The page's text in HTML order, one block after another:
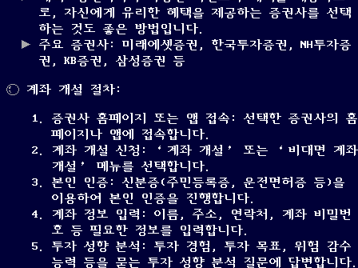
로, 자신에게 유리한 혜택을 제공하는 증권사를 선택
하는 것도 좋은 방법입니다.
주요 증권사: 미래에셋증권, 한국투자증권, NH투자증
권, KB증권, 삼성증권 등
계좌 개설 절차:
증권사 홈페이지 또는 앱 접속: 선택한 증권사의 홈
페이지나 앱에 접속합니다.
계좌 개설 신청: ‘계좌 개설’ 또는 ‘비대면 계좌
개설’ 메뉴를 선택합니다.
본인 인증: 신분증(주민등록증, 운전면허증 등)을
이용하여 본인 인증을 진행합니다.
계좌 정보 입력: 이름, 주소, 연락처, 계좌 비밀번
호 등 필요한 정보를 입력합니다.
투자 성향 분석: 투자 경험, 투자 목표, 위험 감수
능력 등을 묻는 투자 성향 분석 질문에 답변합니다.